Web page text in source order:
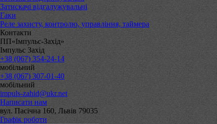
Затискачі відгалужувальні
Гаки
Реле захисту, контролю, управління, таймера
Контакти
ПП«Імпульс-Захід»
Імпульс Захід
+38 (067) 354-24-14
мобільний
+38 (067) 307-01-40
мобільний
impuls-zahid@ukr.net
Написати нам
вул. Пасічна 160, Львів 79035
Графік роботи